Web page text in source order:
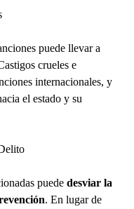
puede llevar a
crueles e
internacionales, y
el estado y su
puede desviar la
. En lugar de